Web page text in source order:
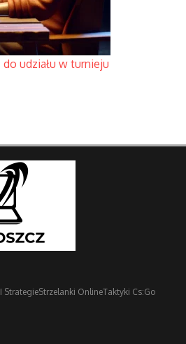
udziału w turnieju
StrategieStrzelanki OnlineTaktyki Cs:Go